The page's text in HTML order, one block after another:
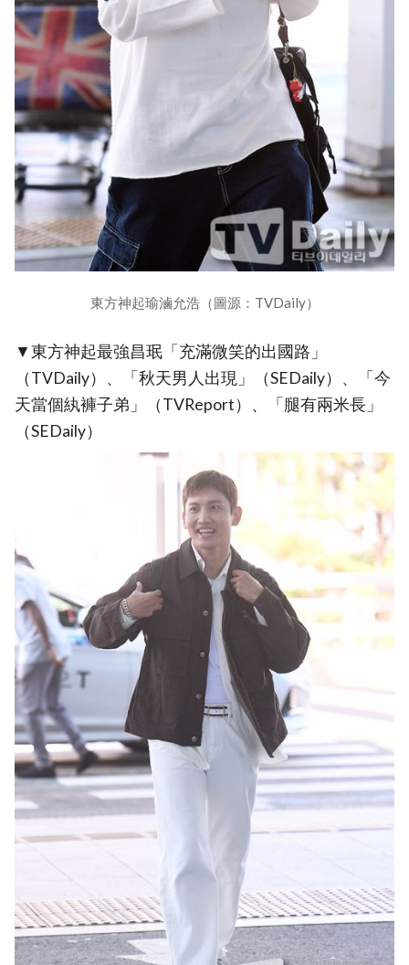
東方神起瑜滷允浩（圖源：TVDaily）
▼東方神起最強昌珉「充滿微笑的出國路」
（TVDaily）、「秋天男人出現」（SEDaily）、「今
天當個紈褲子弟」（TVReport）、「腿有兩米長」
（SEDaily）